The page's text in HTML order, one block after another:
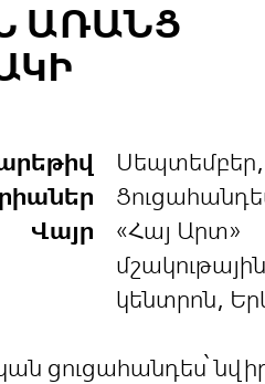
ԱՌԱՆՑ
Վայր
«Հայ Արտ»
մշակութային
կենտրոն,
ցուցահանդես՝